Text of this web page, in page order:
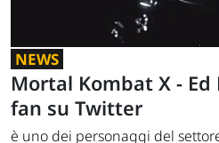
NEWS
Mortal Kombat X - Ed
fan su Twitter
è uno dei personaggi del